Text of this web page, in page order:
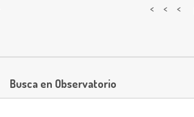
< < <
Busca en Observatorio